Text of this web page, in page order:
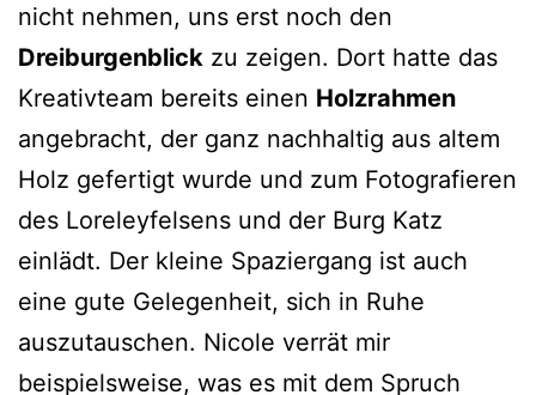
nicht nehmen, uns erst noch den
Dreiburgenblick zu zeigen. Dort hatte das
Kreativteam bereits einen Holzrahmen
angebracht, der ganz nachhaltig aus altem
Holz gefertigt wurde und zum Fotografieren
des Loreleyfelsens und der Burg Katz
einlädt. Der kleine Spaziergang ist auch
eine gute Gelegenheit, sich in Ruhe
auszutauschen. Nicole verrät mir
beispielsweise, was es mit dem Spruch